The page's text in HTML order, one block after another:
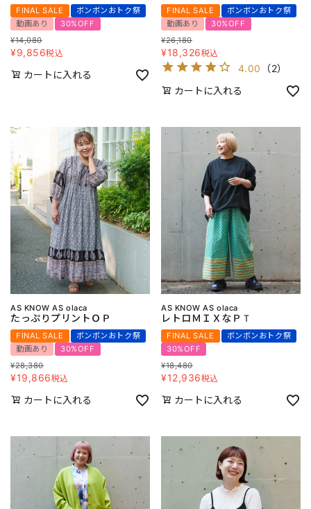
FINAL SALE
ボンボンおトク祭
動画あり
30%OFF
¥14,080
¥9,856税込
カートに入れる
FINAL SALE
ボンボンおトク祭
動画あり
30%OFF
¥26,180
¥18,326税込
4.00 （2）
カートに入れる
AS KNOW AS olaca
たっぷりプリントＯＰ
FINAL SALE
ボンボンおトク祭
動画あり
30%OFF
¥28,380
¥19,866税込
カートに入れる
AS KNOW AS olaca
レトロＭＩＸなＰＴ
FINAL SALE
ボンボンおトク祭
30%OFF
¥18,480
¥12,936税込
カートに入れる